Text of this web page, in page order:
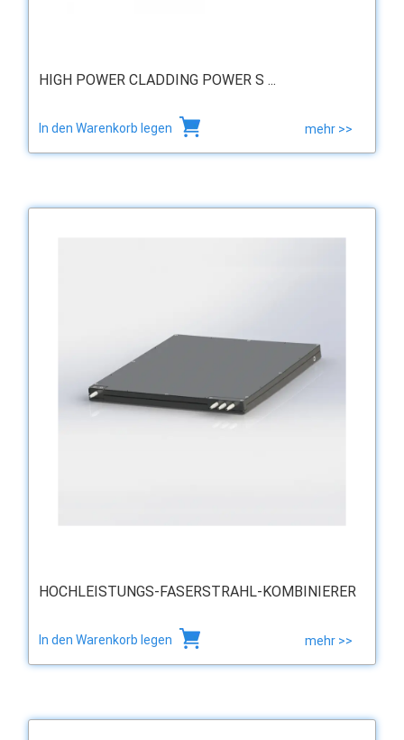
HIGH POWER CLADDING POWER S ...
In den Warenkorb legen mehr >>
HOCHLEISTUNGS-FASERSTRAHL-KOMBINIERER
In den Warenkorb legen mehr >>